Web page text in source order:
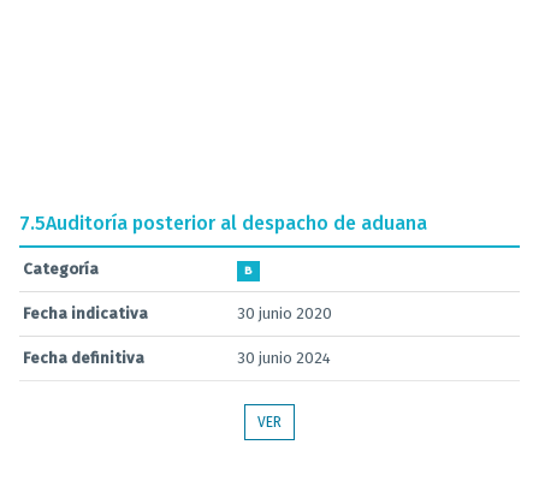
7.5Auditoría posterior al despacho de aduana
Categoría B
Fecha indicativa 30 junio 2020
Fecha definitiva 30 junio 2024
VER